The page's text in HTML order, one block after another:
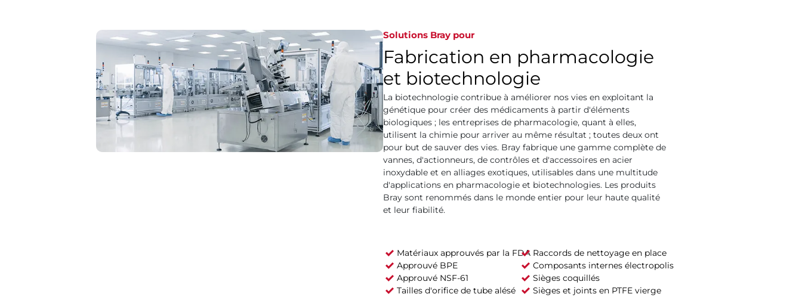
Solutions Bray pour
Fabrication en pharmacologie
et biotechnologie
La biotechnologie contribue à améliorer nos vies en exploitant la
génétique pour créer des médicaments à partir d'éléments
biologiques ; les entreprises de pharmacologie, quant à elles,
utilisent la chimie pour arriver au même résultat ; toutes deux ont
pour but de sauver des vies. Bray fabrique une gamme complète de
vannes, d'actionneurs, de contrôles et d'accessoires en acier
inoxydable et en alliages exotiques, utilisables dans une multitude
d'applications en pharmacologie et biotechnologies. Les produits
Bray sont renommés dans le monde entier pour leur haute qualité
et leur fiabilité.
Matériaux approuvés par la FDA
Approuvé BPE
Approuvé NSF-61
Tailles d'orifice de tube alésé
Raccords de nettoyage en place
Composants internes électropolis
Sièges coquillés
Sièges et joints en PTFE vierge